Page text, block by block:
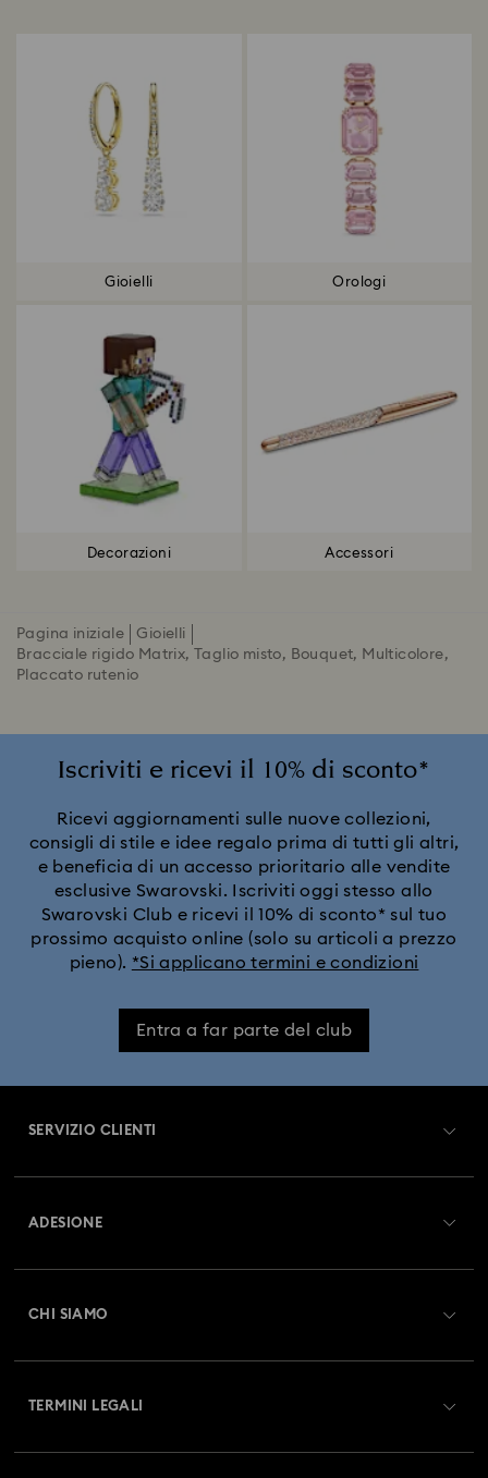
Gioielli Orologi
Decorazioni Accessori
Pagina iniziale
Gioielli
Bracciale rigido Matrix, Taglio misto, Bouquet, Multicolore,
Placcato rutenio
Iscriviti e ricevi il 10% di sconto*
Ricevi aggiornamenti sulle nuove collezioni,
consigli di stile e idee regalo prima di tutti gli altri,
e beneficia di un accesso prioritario alle vendite
esclusive Swarovski. Iscriviti oggi stesso allo
Swarovski Club e ricevi il 10% di sconto* sul tuo
prossimo acquisto online (solo su articoli a prezzo
pieno). *Si applicano termini e condizioni
Entra a far parte del club
SERVIZIO CLIENTI
Resi & Cambi
Stato della riparazione
ADESIONE
CHI SIAMO
TERMINI LEGALI